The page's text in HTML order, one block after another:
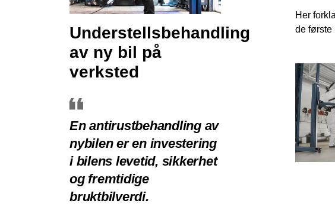
Her
de første
Understellsbehandling
av ny bil på
verksted
En antirustbehandling av
nybilen er en investering
i bilens levetid, sikkerhet
og fremtidige
bruktbilverdi.